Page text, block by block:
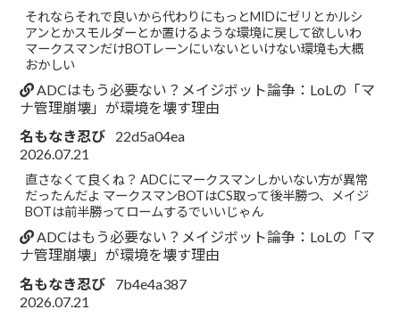
それならそれで良いから代わりにもっとMIDにゼリとかルシ
アンとかスモルダーとか置けるような環境に戻して欲しいわ
マークスマンだけBOTレーンにいないといけない環境も大概
おかしい
ADCはもう必要ない？メイジボット論争：LoLの「マ
ナ管理崩壊」が環境を壊す理由
名もなき忍び
22d5a04ea
2026.07.21
直さなくて良くね？ ADCにマークスマンしかいない方が異常
だったんだよ マークスマンBOTはCS取って後半勝つ、メイジ
BOTは前半勝ってロームするでいいじゃん
ADCはもう必要ない？メイジボット論争：LoLの「マ
ナ管理崩壊」が環境を壊す理由
名もなき忍び
7b4e4a387
2026.07.21